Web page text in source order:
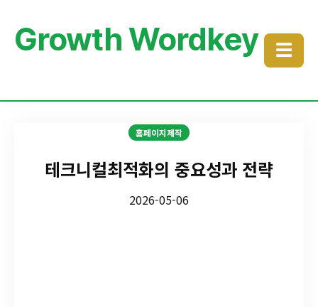
Growth Wordkey ☰
홈페이지제작
테크니컬최적화의 중요성과 전략
2026-05-06